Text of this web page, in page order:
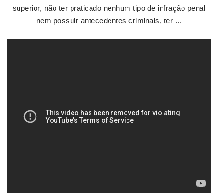
superior, não ter praticado nenhum tipo de infração penal
nem possuir antecedentes criminais, ter ...